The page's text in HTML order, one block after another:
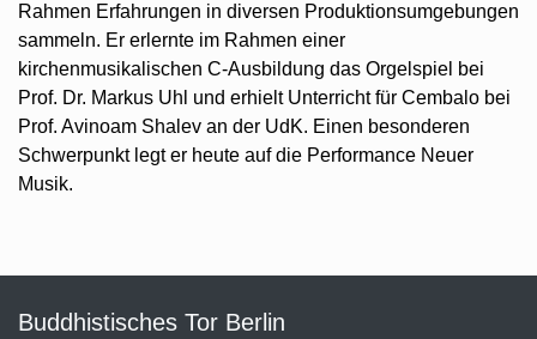
Rahmen Erfahrungen in diversen Produktionsumgebungen
sammeln. Er erlernte im Rahmen einer
kirchenmusikalischen C-Ausbildung das Orgelspiel bei
Prof. Dr. Markus Uhl und erhielt Unterricht für Cembalo bei
Prof. Avinoam Shalev an der UdK. Einen besonderen
Schwerpunkt legt er heute auf die Performance Neuer
Musik.
Buddhistisches Tor Berlin